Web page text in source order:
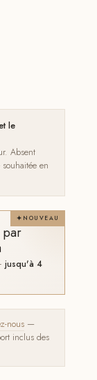
le
Absent
en
NOUVEAU
jusqu'à 4
nous —
inclus des